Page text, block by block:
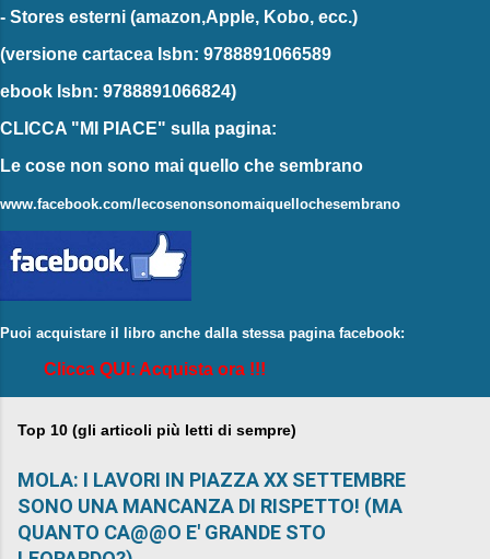
- Stores esterni (amazon,Apple, Kobo, ecc.)
(versione cartacea Isbn: 9788891066589
ebook Isbn: 9788891066824)
CLICCA "MI PIACE" sulla pagina:
Le cose non sono mai quello che sembrano
www.facebook.com/lecosenonsonomaiquellochesembrano
Puoi acquistare il libro anche dalla stessa pagina facebook:
Clicca QUI: Acquista ora !!!
Top 10 (gli articoli più letti di sempre)
MOLA: I LAVORI IN PIAZZA XX SETTEMBRE
SONO UNA MANCANZA DI RISPETTO! (MA
QUANTO CA@@O E' GRANDE STO